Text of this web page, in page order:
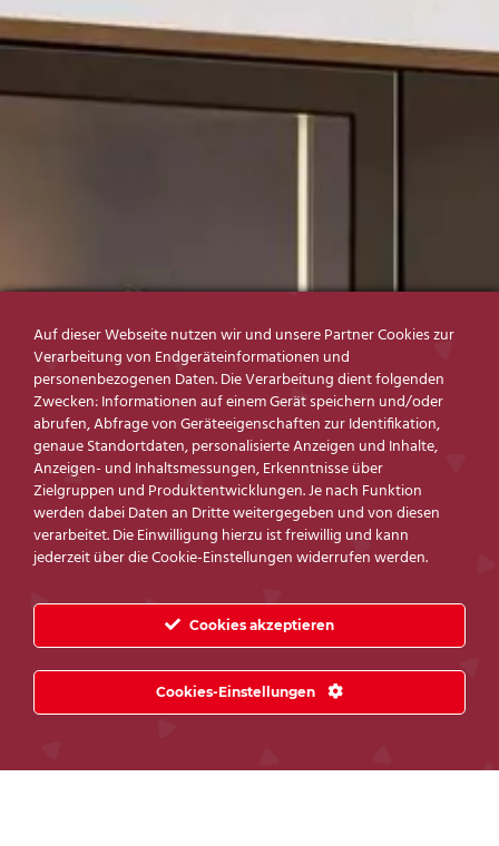
Auf dieser Webseite nutzen wir und unsere Partner Cookies zur
Verarbeitung von Endgeräteinformationen und
personenbezogenen Daten. Die Verarbeitung dient folgenden
Zwecken: Informationen auf einem Gerät speichern und/oder
abrufen, Abfrage von Geräteeigenschaften zur Identifikation,
genaue Standortdaten, personalisierte Anzeigen und Inhalte,
Anzeigen- und Inhaltsmessungen, Erkenntnisse über
Zielgruppen und Produktentwicklungen. Je nach Funktion
werden dabei Daten an Dritte weitergegeben und von diesen
verarbeitet. Die Einwilligung hierzu ist freiwillig und kann
jederzeit über die Cookie-Einstellungen widerrufen werden.
Cookies akzeptieren
Cookies-Einstellungen